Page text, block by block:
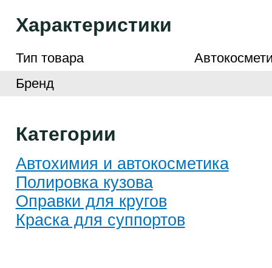
Характеристики
Тип товара
Бренд
Категории
Автохимия и автокосметика
Полировка кузова
Оправки для кругов
Краска для суппортов